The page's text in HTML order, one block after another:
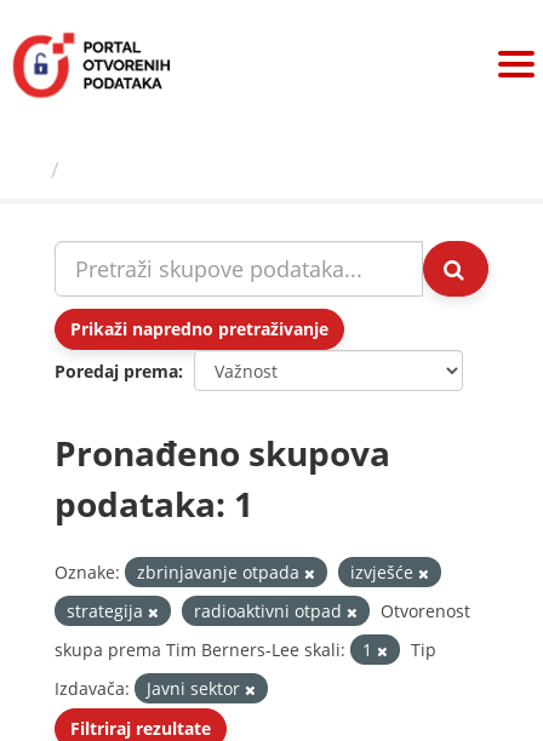
sadržaj
Prikaži napredno pretraživanje
Poredaj prema
Pronađeno skupova
podataka: 1
Oznake: zbrinjavanje otpada
izvješće
strategija
radioaktivni otpad
Otvorenost
skupa prema Tim Berners-Lee skali:
1
Tip
Izdavača:
Javni sektor
Filtriraj rezultate